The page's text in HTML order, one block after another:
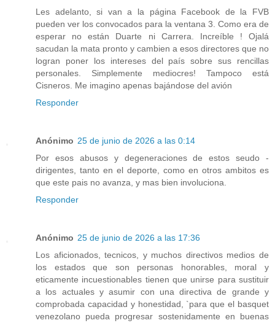
Les adelanto, si van a la página Facebook de la FVB
pueden ver los convocados para la ventana 3. Como era de
esperar no están Duarte ni Carrera. Increíble ! Ojalá
sacudan la mata pronto y cambien a esos directores que no
logran poner los intereses del país sobre sus rencillas
personales. Simplemente mediocres! Tampoco está
Cisneros. Me imagino apenas bajándose del avión
Responder
Anónimo 25 de junio de 2026 a las 0:14
Por esos abusos y degeneraciones de estos seudo -
dirigentes, tanto en el deporte, como en otros ambitos es
que este pais no avanza, y mas bien involuciona.
Responder
Anónimo 25 de junio de 2026 a las 17:36
Los aficionados, tecnicos, y muchos directivos medios de
los estados que son personas honorables, moral y
eticamente incuestionables tienen que unirse para sustituir
a los actuales y asumir con una directiva de grande y
comprobada capacidad y honestidad, `para que el basquet
venezolano pueda progresar sostenidamente en buenas